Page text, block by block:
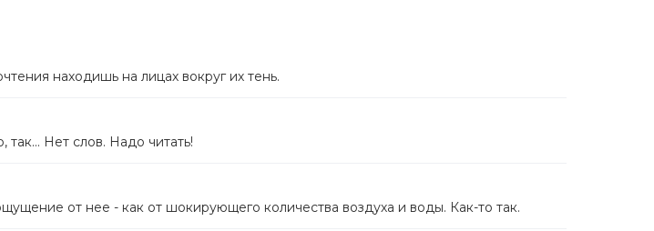
находишь на лицах вокруг их тень.
Нет слов. Надо читать!
от нее - как от шокирующего количества воздуха и воды. Как-то так.